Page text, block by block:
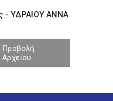
- ΥΔΡΑΙΟΥ ΑΝΝΑ
Προβολή
Αρχείου